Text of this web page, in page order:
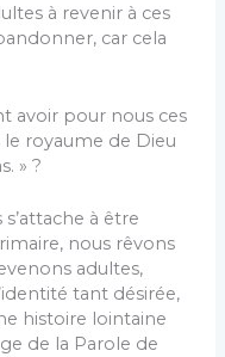
à revenir à ces
car cela
avoir pour nous ces
le royaume de Dieu
» ?
à être
nous rêvons
adultes,
tant désirée,
histoire lointaine
de la Parole de